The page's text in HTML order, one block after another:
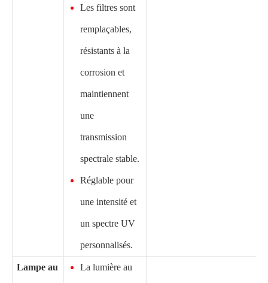
Les filtres sont
remplaçables,
résistants à la
corrosion et
maintiennent
une
transmission
spectrale stable.
Réglable pour
une intensité et
un spectre UV
personnalisés.
Lampe au La lumière au